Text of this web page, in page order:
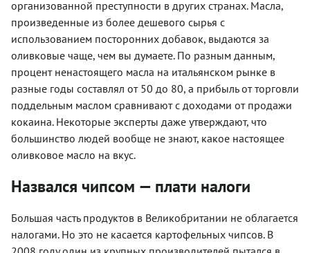
организованной преступности в других странах. Масла,
произведенные из более дешевого сырья с
использованием посторонних добавок, выдаются за
оливковые чаще, чем вы думаете. По разным данным,
процент ненастоящего масла на итальянском рынке в
разные годы составлял от 50 до 80, а прибыль от торговли
поддельным маслом сравнивают с доходами от продажи
кокаина. Некоторые эксперты даже утверждают, что
большинство людей вообще не знают, какое настоящее
оливковое масло на вкус.
Назвался чипсом — плати налоги
Большая часть продуктов в Великобритании не облагается
налогами. Но это не касается картофельных чипсов. В